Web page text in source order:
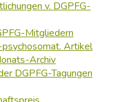
v. DGPFG-
Mitgliedern
Artikel
Archiv
DGPFG-Tagungen